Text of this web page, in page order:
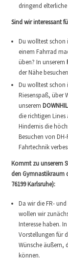
dringend
Sind wir interessant
Du wolltest schon
einem Fahrrad
üben? In unserem
der Nähe
Du wolltest schon
Riesenspaß, über
unserem
die richtigen Lines
Hindernis die
Besuchen von
Fahrtechnik
Kommt zu unserem
den Gymnastikraum
76199 Karlsruhe):
Da wir die FR-
wollen wir
Interesse haben.
Vorstellungen für
Wünsche äußern,
können.